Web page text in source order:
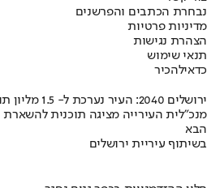
נבחרת הכתבים והפרשנים
מדיניות פרטיות
הצהרת נגישות
תנאי שימוש
כדאילהכיר
ירושלים 2040: העיר נערכת ל- 1.5 מליון תושבים
מנכ"לית העירייה מציגה תוכנית להשארת
הבא
בשיתוף עיריית ירושלים